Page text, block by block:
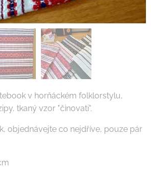
v horňáckém folklorstylu,
tkaný vzor "činovati".
objednávejte co nejdříve, pouze pár